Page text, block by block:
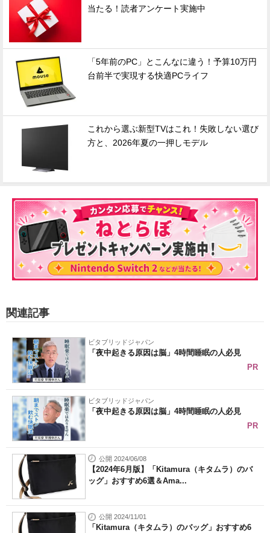
当たる！読者アンケート実施中
「5年前のPC」とこんなに違う！予算10万円
台前半で実現する快適PCライフ
これから選ぶ新型TVはこれ！失敗しない選び
方と、2026年夏の一押しモデル
関連記事
ビタブリッドジャパン
「夜中起きる原因は脳」4時間睡眠の人必見
PR
ビタブリッドジャパン
「夜中起きる原因は脳」4時間睡眠の人必見
PR
公開 2024/06/08
【2024年6月版】「Kitamura（キタムラ）のバ
ッグ」おすすめ6選＆Ama...
公開 2024/11/01
「Kitamura（キタムラ）のバッグ」おすすめ6